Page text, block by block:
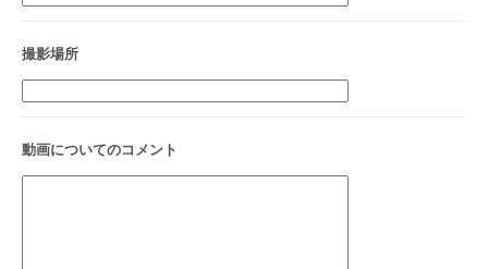
撮影場所
動画についてのコメント